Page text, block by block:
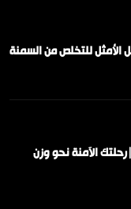
الأمثل للتخلص من السمنة
الآمنة نحو وزن